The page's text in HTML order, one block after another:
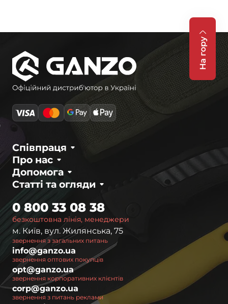
На гору
Про нас
Співпраця
Статті та огляди
Допомога
безкоштовна лінія, менеджери
0 800 33 08 38
м. Київ, вул. Жилянська, 75
звернення з загальних питань
info@ganzo.ua
звернення оптових покупців
opt@ganzo.ua
звернення корпоративних клієнтів
corp@ganzo.ua
звернення з питань реклами